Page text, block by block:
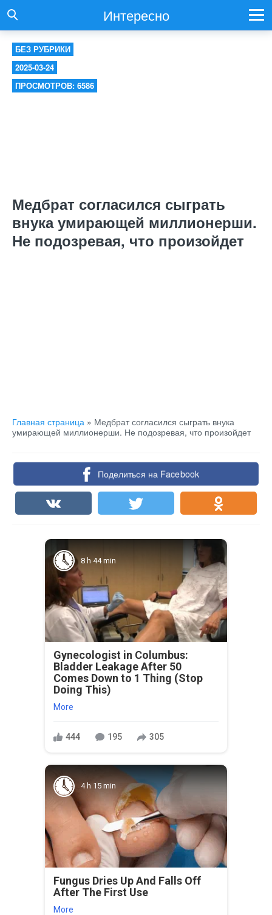
Интересно
БЕЗ РУБРИКИ
2025-03-24
ПРОСМОТРОВ: 6586
Медбрат согласился сыграть
внука умирающей миллионерши.
Не подозревая, что произойдет
Главная страница » Медбрат согласился сыграть внука
умирающей миллионерши. Не подозревая, что произойдет
Поделиться на Facebook
8 h 44 min
Gynecologist in Columbus:
Bladder Leakage After 50
Comes Down to 1 Thing (Stop
Doing This)
More
444 195 305
4 h 15 min
Fungus Dries Up And Falls Off
After The First Use
More